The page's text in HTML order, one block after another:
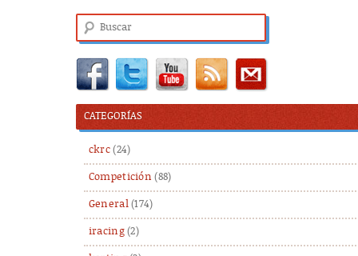
Buscar
CATEGORÍAS
ckrc(24)
Competición (88)
General(174)
iracing(2)